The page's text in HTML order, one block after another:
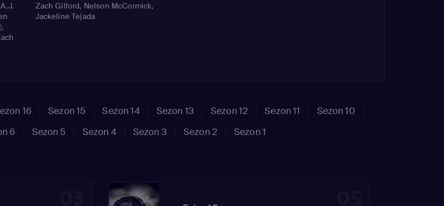
A.J.
,
Zach Gilford, Nelson McCormick,
Jackeline Tejada
16 Sezon 15 Sezon 14 Sezon 13 Sezon 12 Sezon 11
Sezon 10
6 Sezon 5 Sezon 4 Sezon 3 Sezon 2 Sezon 1